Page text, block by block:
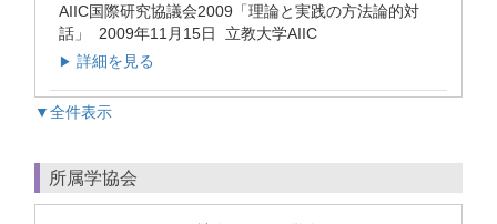
AIIC国際研究協議会2009「理論と実践の方法論的対
話」 2009年11月15日 立教大学AIIC
▶ 詳細を見る
▼全件表示
所属学協会